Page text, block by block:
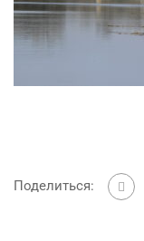
Поделиться: